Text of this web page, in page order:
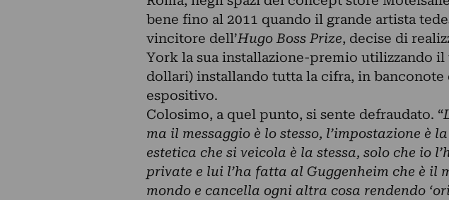
bene fino al 2011 quando il grande artista
vincitore dell’Hugo Boss Prize, decise di
York la sua installazione-premio utilizzando
dollari) installando tutta la cifra, in banconote
espositivo.
Colosimo, a quel punto, si sente defraudato. “
ma il messaggio è lo stesso, l’impostazione è
estetica che si veicola è la stessa, solo che io
private e lui l’ha fatta al Guggenheim che è il
mondo e cancella ogni altra cosa rendendo